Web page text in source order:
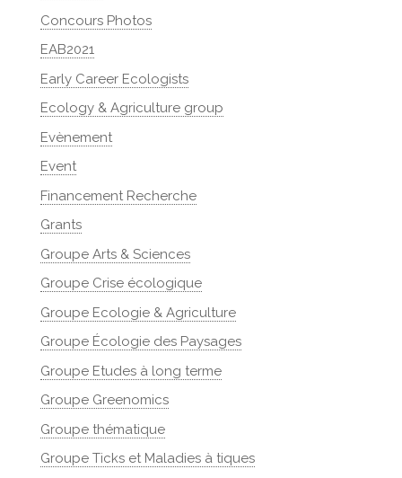
Concours Photos
EAB2021
Early Career Ecologists
Ecology & Agriculture group
Evènement
Event
Financement Recherche
Grants
Groupe Arts & Sciences
Groupe Crise écologique
Groupe Ecologie & Agriculture
Groupe Écologie des Paysages
Groupe Etudes à long terme
Groupe Greenomics
Groupe thématique
Groupe Ticks et Maladies à tiques